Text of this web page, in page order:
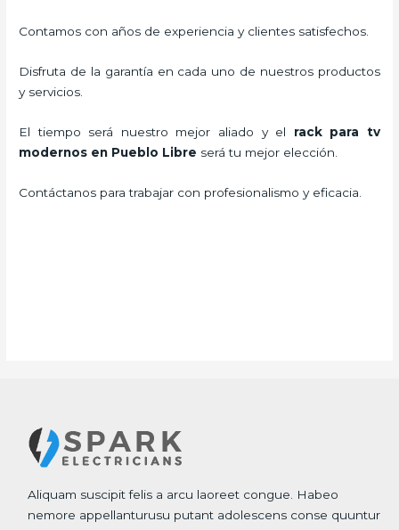
Contamos con años de experiencia y clientes satisfechos.
Disfruta de la garantía en cada uno de nuestros productos
y servicios.
El tiempo será nuestro mejor aliado y el rack para tv
modernos en Pueblo Libre será tu mejor elección.
Contáctanos para trabajar con profesionalismo y eficacia.
Aliquam suscipit felis a arcu laoreet congue. Habeo
nemore appellanturusu putant adolescens conse quuntur